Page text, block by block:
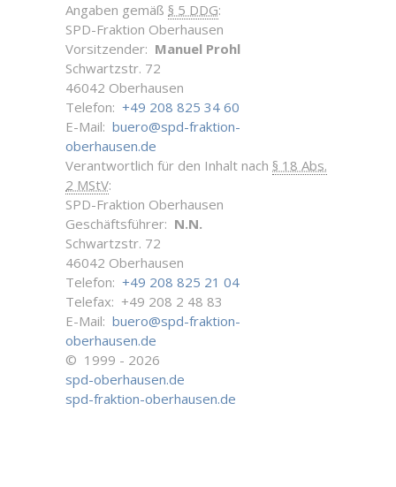
Angaben gemäß § 5 DDG:
SPD-Fraktion Oberhausen
Vorsitzender: Manuel Prohl
Schwartzstr. 72
46042 Oberhausen
Telefon: +49 208 825 34 60
E-Mail: buero@spd-fraktion-
oberhausen.de
Verantwortlich für den Inhalt nach § 18 Abs.
2 MStV:
SPD-Fraktion Oberhausen
Geschäftsführer: N.N.
Schwartzstr. 72
46042 Oberhausen
Telefon: +49 208 825 21 04
Telefax: +49 208 2 48 83
E-Mail: buero@spd-fraktion-
oberhausen.de
© 1999 - 2026
spd-oberhausen.de
spd-fraktion-oberhausen.de